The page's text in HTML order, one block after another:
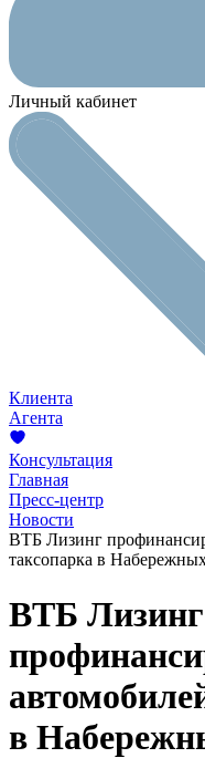
Личный кабинет
Клиента
Агента
Консультация
Главная
Пресс-центр
Новости
ВТБ Лизинг
таксопарка в
ВТБ Лизинг
в